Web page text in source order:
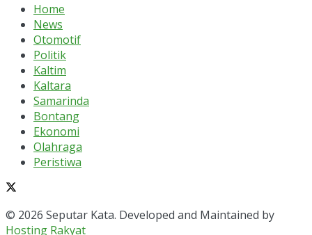
Home
News
Otomotif
Politik
Kaltim
Kaltara
Samarinda
Bontang
Ekonomi
Olahraga
Peristiwa
© 2026 Seputar Kata. Developed and Maintained by
Hosting Rakyat